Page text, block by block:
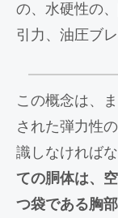
の、水硬性の
引力、油圧ブ
この概念は、
された弾力性
識しなければ
ての胴体は、
つ袋である胸